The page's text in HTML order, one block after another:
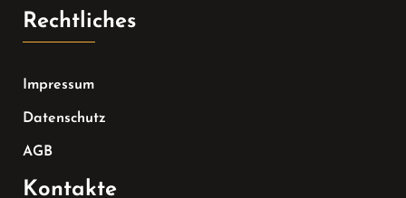
Rechtliches
Impressum
Datenschutz
AGB
Kontakte